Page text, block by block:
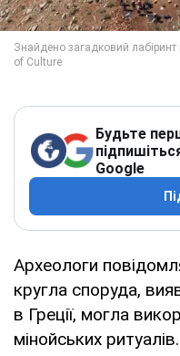
Будьте
Google
Археологи
кругла споруда,
в Греції, могла
мінойських